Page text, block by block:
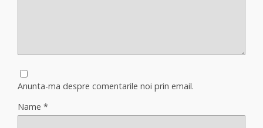
Anunta-ma despre comentarile noi prin email.
Name *